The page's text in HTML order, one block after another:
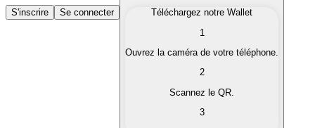
Acheter des Cryptomonnaies
Achetez les cryptomonnaies qui vous intéressent
Convertissez vos cryptomonnaies en monnaie
S'inscrire Se connecter
Téléchargez notre Wallet
1
Ouvrez la caméra de votre téléphone.
2
Scannez le QR.
3